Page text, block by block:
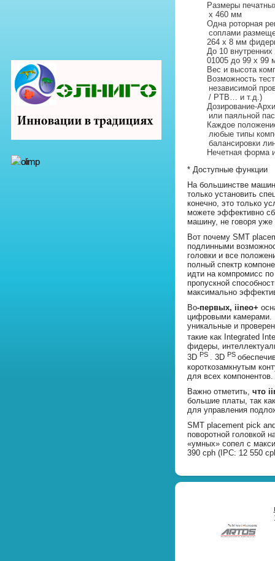
Размеры
х 460 мм
Одна роторная
соплами
264 x 8 мм
До 10
01005 до 99 x 99
Вес и высота
Возможность
независимой
/ PTB… и т.д.)
Дозирование-
или паяльной
Каждое
любые типы
балансировки
Нечетная форма
* Доступные функции
На большинстве
только установить
конечно, это только
можете эффективно
машину, не говоря
Вот почему SMT
подлинными
головки и все
полный спектр
идти на компромисс
пропускной
максимально
Во-первых, iineo+
цифровыми камерами.
уникальные и
такие как Integrated
фидеры,
3D PS . 3D PS
короткозамкнутым
для всех компонентов.
Важно отметить, что
большие платы, так
для управления
SMT placement pick
поворотной головкой
«умных» сопел с
390 cph (IPC: 12 550